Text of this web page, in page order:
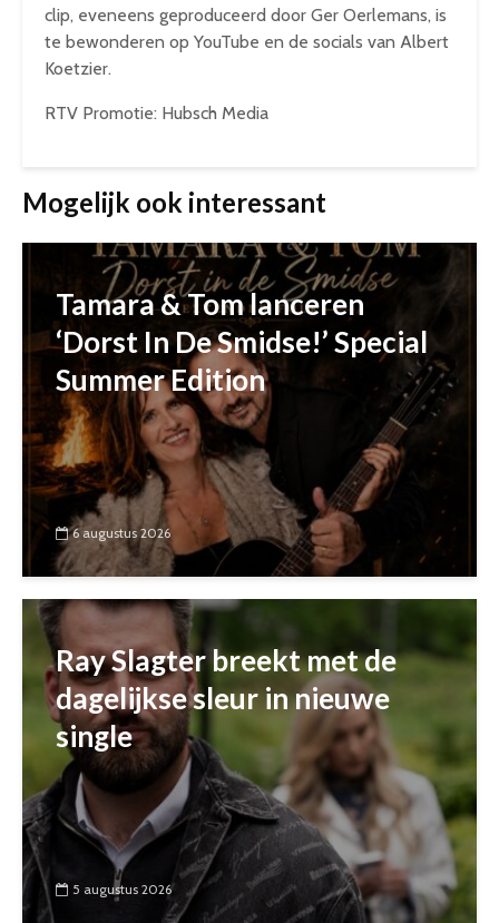
clip, eveneens geproduceerd door Ger Oerlemans, is
te bewonderen op YouTube en de socials van Albert
Koetzier.
RTV Promotie: Hubsch Media
Mogelijk ook interessant
Tamara & Tom lanceren
‘Dorst In De Smidse!’ Special
Summer Edition
6 augustus 2026
Ray Slagter breekt met de
dagelijkse sleur in nieuwe
single
5 augustus 2026